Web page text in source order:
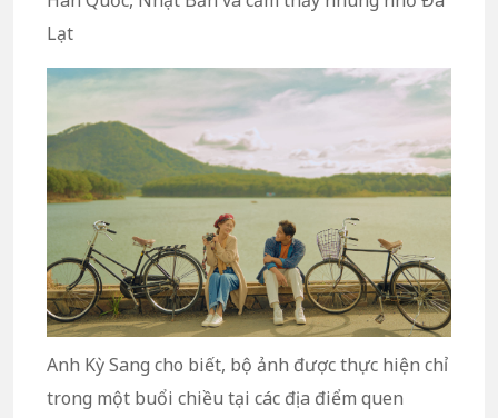
Lạt
Anh Kỳ Sang cho biết, bộ ảnh được thực hiện chỉ
trong một buổi chiều tại các địa điểm quen